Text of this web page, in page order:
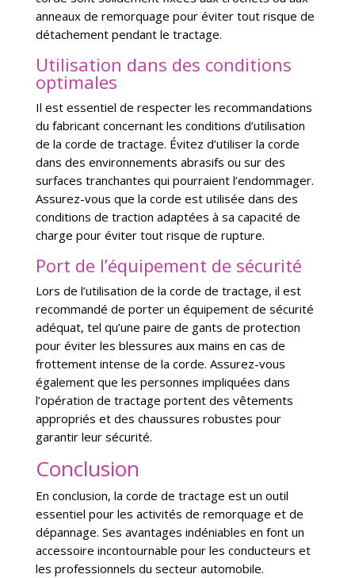
anneaux de remorquage pour éviter tout risque de
détachement pendant le tractage.
Utilisation dans des conditions
optimales
Il est essentiel de respecter les recommandations
du fabricant concernant les conditions d’utilisation
de la corde de tractage. Évitez d’utiliser la corde
dans des environnements abrasifs ou sur des
surfaces tranchantes qui pourraient l’endommager.
Assurez-vous que la corde est utilisée dans des
conditions de traction adaptées à sa capacité de
charge pour éviter tout risque de rupture.
Port de l’équipement de sécurité
Lors de l’utilisation de la corde de tractage, il est
recommandé de porter un équipement de sécurité
adéquat, tel qu’une paire de gants de protection
pour éviter les blessures aux mains en cas de
frottement intense de la corde. Assurez-vous
également que les personnes impliquées dans
l’opération de tractage portent des vêtements
appropriés et des chaussures robustes pour
garantir leur sécurité.
Conclusion
En conclusion, la corde de tractage est un outil
essentiel pour les activités de remorquage et de
dépannage. Ses avantages indéniables en font un
accessoire incontournable pour les conducteurs et
les professionnels du secteur automobile.